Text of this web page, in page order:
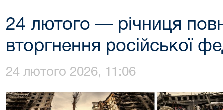
24 лютого — річниця
вторгнення російської
24 лютого 2026, 11:06